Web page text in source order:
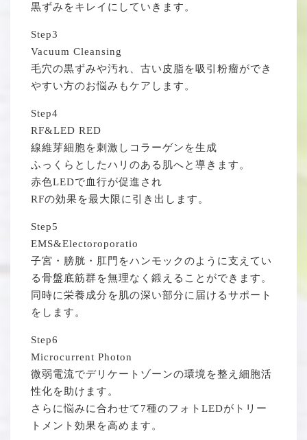
黒ずみをキレイにしていきます。
Step3
Vacuum Cleansing
毛穴の黒ずみや汚れ、古い皮脂を吸引粉瘤ができ
やすい方のお悩みもケアします。
Step4
RF&LED RED
線維芽細胞を刺激しコラーゲンを生成
ふっくらとしたハリのある肌へと導きます。
赤色LEDで血行が促進され
RFの効果を最大限に引き出します。
Step5
EMS&Electoroporatio
子宮・膀胱・肛門をハンモックのように支えてい
る骨盤底筋群を無理なく鍛えることができます。
同時に栄養成分を肌の深い部分に届けるサポート
をします。
Step6
Microcurrent Photon
微弱電流でデリケートゾーンの環境を整え細胞活
性化を助けます。
さらに悩みに合わせて7種のフォトLEDがトリー
トメント効果を高めます。